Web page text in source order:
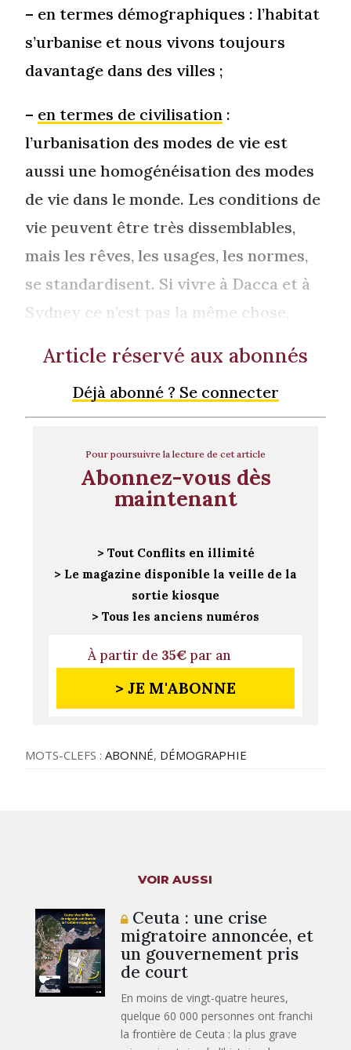
– en termes démographiques : l’habitat
s’urbanise et nous vivons toujours
davantage dans des villes ;
– en termes de civilisation :
l’urbanisation des modes de vie est
aussi une homogénéisation des modes
de vie dans le monde. Les conditions de
vie peuvent être très dissemblables,
mais les rêves, les usages, les normes,
se standardisent. Si vivre à Dacca et à
Sydney ce n’est pas la même chose,
Article réservé aux abonnés
Déjà abonné ? Se connecter
Pour poursuivre la lecture de cet article
Abonnez-vous dès
maintenant
> Tout Conflits en illimité
> Le magazine disponible la veille de la
sortie kiosque
> Tous les anciens numéros
À partir de 35€par an
> JE M'ABONNE
MOTS-CLEFS :ABONNÉ, DÉMOGRAPHIE
VOIR AUSSI
Ceuta : une crise
migratoire annoncée, et
un gouvernement pris
de court
En moins de vingt-quatre heures,
quelque 60 000 personnes ont franchi
la frontière de Ceuta : la plus grave